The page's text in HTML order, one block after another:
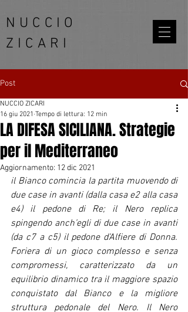
NUCCIO
ZICARI
Post
LA DIFESA SICILIANA. Strategie
per il Mediterraneo
NUCCIO ZICARI
16 giu 2021 Tempo di lettura: 12 min
Aggiornamento: 12 dic 2021
il Bianco comincia la partita muovendo di
due case in avanti (dalla casa e2 alla casa
e4) il pedone di Re; il Nero replica
spingendo anch’egli di due case in avanti
(da c7 a c5) il pedone d’Alfiere di Donna.
Foriera di un gioco complesso e senza
compromessi, caratterizzato da un
equilibrio dinamico tra il maggiore spazio
conquistato dal Bianco e la migliore
struttura pedonale del Nero. Il Nero